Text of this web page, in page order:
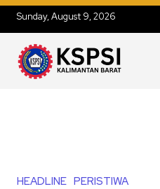
Sunday, August 9, 2026
HEADLINE PERISTIWA